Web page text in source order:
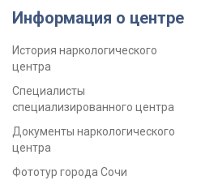
Информация о центре
История наркологического
центра
Специалисты
специализированного центра
Документы наркологического
центра
Фототур города Сочи